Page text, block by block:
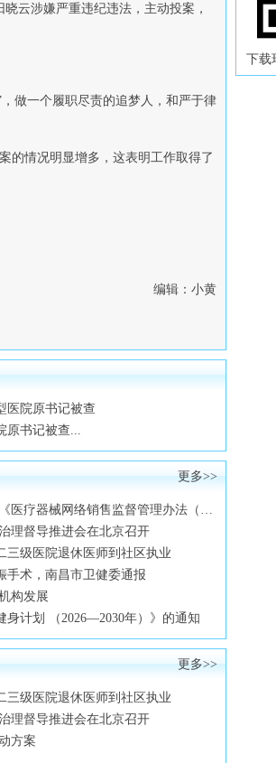
下载
云涉嫌严重违纪违法，主动投案，
做一个履职尽责的追梦人，和严于律
的情况明显增多，这表明工作取得了
编辑：小黄
医院原书记被查
原书记被查...
更多>>
销售监督管理办法（修订草案征求意见稿）》意见
理督导推进会在北京召开
三级医院退休医师到社区执业
手术，南昌市卫健委通报
构发展
身计划 （2026—2030年）》的通知
更多>>
三级医院退休医师到社区执业
理督导推进会在北京召开
方案